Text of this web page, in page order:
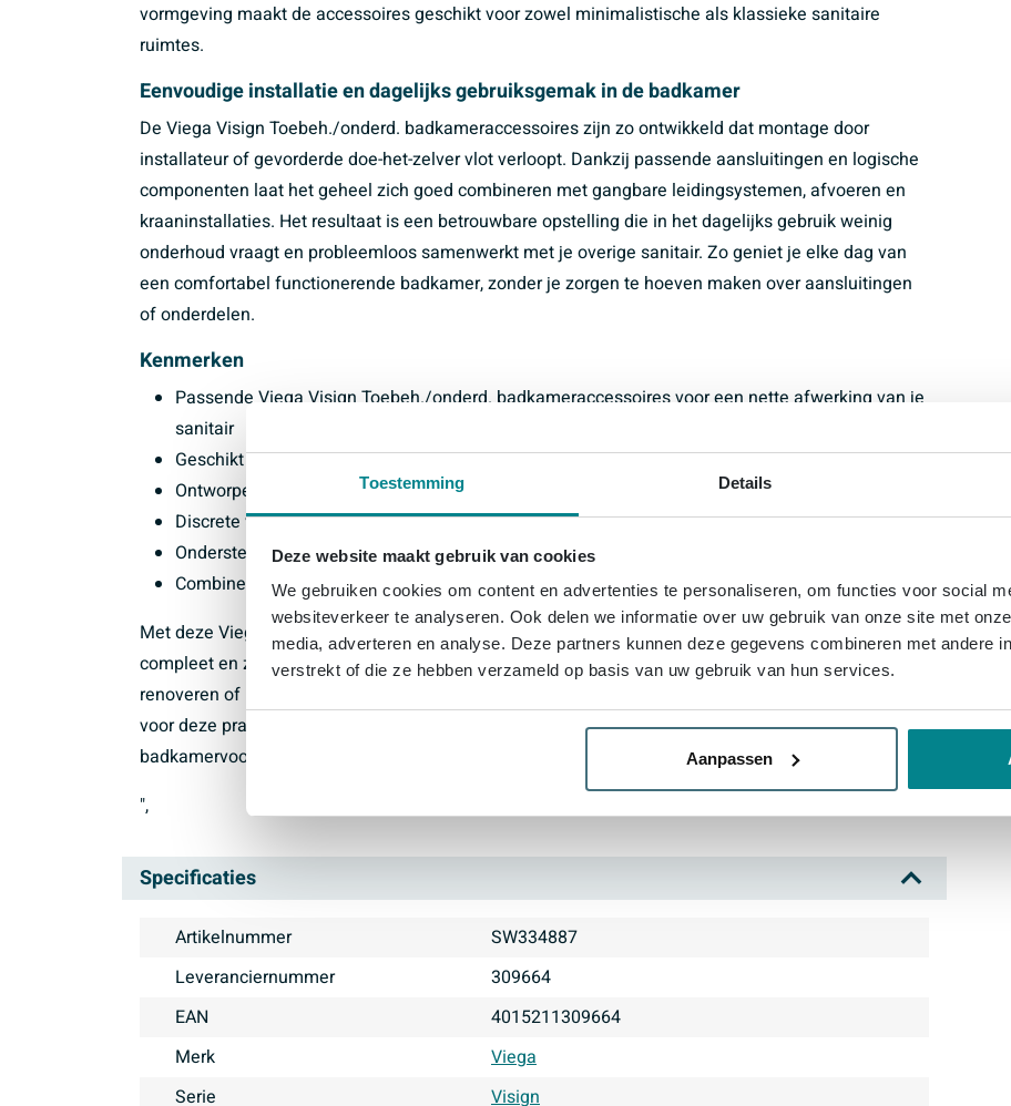
Toestemming Details
Deze website maakt gebruik van cookies
We gebruiken cookies om content en advertenties te personaliseren, om functies voor social
websiteverkeer te analyseren. Ook delen we informatie over uw gebruik van onze site met
media, adverteren en analyse. Deze partners kunnen deze gegevens combineren met andere
verstrekt of die ze hebben verzameld op basis van uw gebruik van hun services.
Aanpassen
vormgeving maakt de accessoires geschikt voor zowel minimalistische als klassieke sanitaire
ruimtes.
Eenvoudige installatie en dagelijks gebruiksgemak in de badkamer
De Viega Visign Toebeh./onderd. badkameraccessoires zijn zo ontwikkeld dat montage door
installateur of gevorderde doe-het-zelver vlot verloopt. Dankzij passende aansluitingen en logische
componenten laat het geheel zich goed combineren met gangbare leidingsystemen, afvoeren en
kraaninstallaties. Het resultaat is een betrouwbare opstelling die in het dagelijks gebruik weinig
onderhoud vraagt en probleemloos samenwerkt met je overige sanitair. Zo geniet je elke dag van
een comfortabel functionerende badkamer, zonder je zorgen te hoeven maken over aansluitingen
of onderdelen.
Kenmerken
Passende Viega Visign Toebeh./onderd. badkameraccessoires voor een nette afwerking van je
sanitair
Geschikt om bestaande badkameraccessoires te vervangen of te upgraden
Ontworpen voor een betrouwbare, duurzame installatie in de badkamer
Discrete vormgeving die aansluit bij moderne en tijdloze badkamerstijlen
Ondersteunt comfortabel dagelijks gebruik van douche, wastafel en toilet
Combineerbaar met diverse sanitaironderdelen en leidingsystemen
Met deze Viega Visign Toebeh./onderd. badkameraccessoires maak je jouw sanitaire installatie
compleet en zorg je voor een nette, betrouwbare afwerking. Ideaal wanneer je je badkamer wilt
renoveren of bestaande onderdelen wilt vervangen zonder concessies te doen aan comfort. Kies
voor deze praktische oplossing en geniet elke dag van een verzorgd en goed functionerend
badkamervoorziening.
",
Specificaties
Artikelnummer
SW334887
Leveranciernummer
309664
EAN
4015211309664
Merk
Viega
Serie
Visign